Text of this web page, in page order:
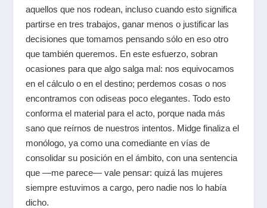
aquellos que nos rodean, incluso cuando esto significa
partirse en tres trabajos, ganar menos o justificar las
decisiones que tomamos pensando sólo en eso otro
que también queremos. En este esfuerzo, sobran
ocasiones para que algo salga mal: nos equivocamos
en el cálculo o en el destino; perdemos cosas o nos
encontramos con odiseas poco elegantes. Todo esto
conforma el material para el acto, porque nada más
sano que reírnos de nuestros intentos. Midge finaliza el
monólogo, ya como una comediante en vías de
consolidar su posición en el ámbito, con una sentencia
que ―me parece― vale pensar: quizá las mujeres
siempre estuvimos a cargo, pero nadie nos lo había
dicho.